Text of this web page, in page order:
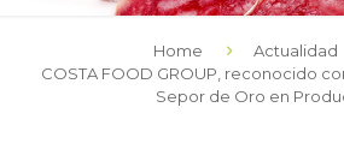
Home
Actualidad
COSTA FOOD GROUP, reconocido
Sepor de Oro en